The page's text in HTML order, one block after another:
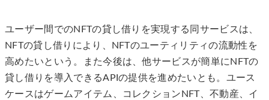
ユーザー間でのNFTの貸し借りを実現する同サービスは、
NFTの貸し借りにより、NFTのユーティリティの流動性を
高めたいという。また今後は、他サービスが簡単にNFTの
貸し借りを導入できるAPIの提供を進めたいとも。ユース
ケースはゲームアイテム、コレクションNFT、不動産、イ